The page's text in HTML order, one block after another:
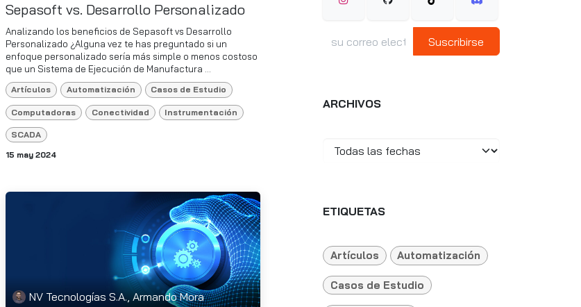
Sepasoft vs. Desarrollo Personalizado
Analizando los beneficios de Sepasoft vs Desarrollo
Personalizado ¿Alguna vez te has preguntado si un
enfoque personalizado sería más simple o menos costoso
que un Sistema de Ejecución de Manufactura ...
Artículos Automatización Casos de Estudio
Computadoras Conectividad Instrumentación
SCADA
15 may 2024
NV Tecnologías S.A., Armando Mora
Suscribirse
ARCHIVOS
ETIQUETAS
Artículos Automatización
Casos de Estudio